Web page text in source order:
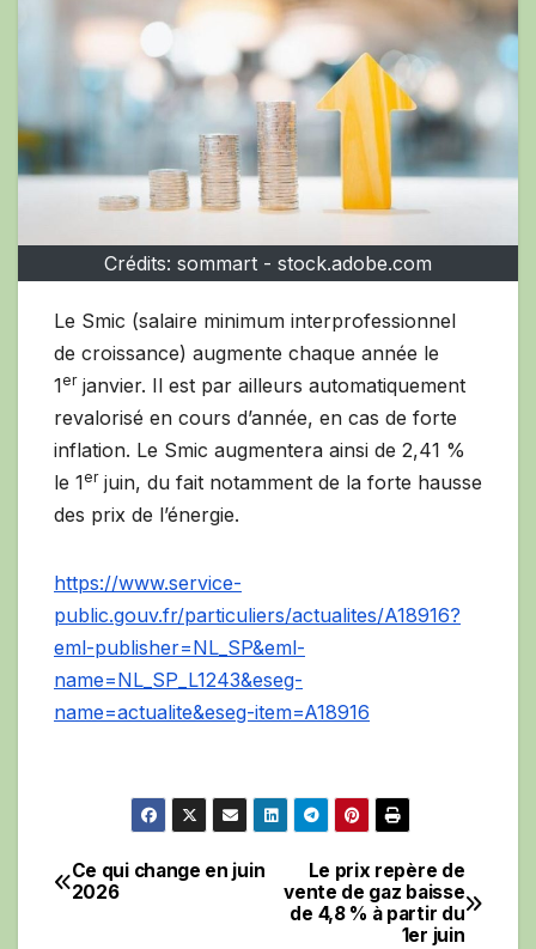
Crédits: sommart - stock.adobe.com
Le Smic (salaire minimum interprofessionnel
de croissance) augmente chaque année le
1erjanvier. Il est par ailleurs automatiquement
revalorisé en cours d’année, en cas de forte
inflation. Le Smic augmentera ainsi de 2,41 %
le 1erjuin, du fait notamment de la forte hausse
des prix de l’énergie.
https://www.service-
public.gouv.fr/particuliers/actualites/A18916?
eml-publisher=NL_SP&eml-
name=NL_SP_L1243&eseg-
name=actualite&eseg-item=A18916
Navigation
Le prix repère de
vente de gaz baisse
de 4,8 % à partir du
1er juin
Ce qui change en juin
2026